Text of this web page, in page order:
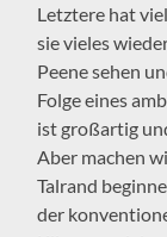
Letztere hat
sie vieles
Peene sehen
Folge eines
ist großartig
Aber machen
Talrand
der